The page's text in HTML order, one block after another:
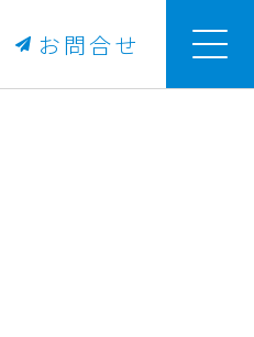
お問合せ